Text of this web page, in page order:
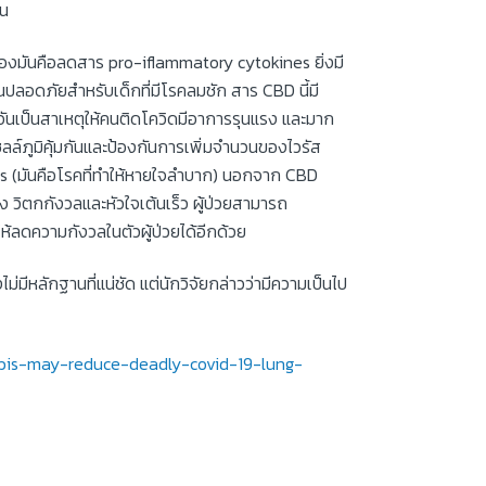
งมันคือลดสาร pro-iflammatory cytokines ยิ่งมี
ลอดภัยสำหรับเด็กที่มีโรคลมชัก สาร CBD นี้มี
เป็นสาเหตุให้คนติดโควิดมีอาการรุนแรง และมาก
ล์ภูมิคุ้มกันและป้องกันการเพิ่มจำนวนของไวรัส
มันคือโรคที่ทำให้หายใจลำบาก) นอกจาก CBD
ตกกังวลและหัวใจเต้นเร็ว ผู้ป่วยสามารถ
ลดความกังวลในตัวผู้ป่วยได้อีกด้วย
ม่มีหลักฐานที่แน่ชัด แต่นักวิจัยกล่าวว่ามีความเป็นไป
may-reduce-deadly-covid-19-lung-